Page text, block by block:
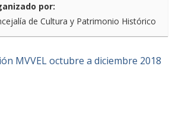
por:
de Cultura y Patrimonio Histórico
MVVEL octubre a diciembre 2018